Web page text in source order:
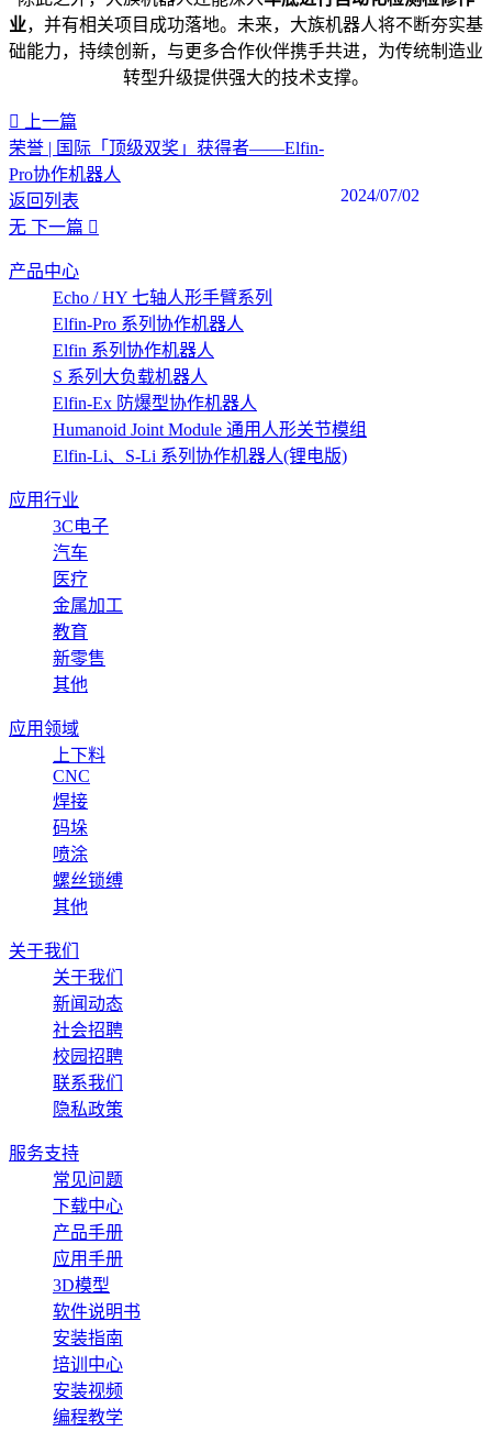
业，并有相关项目成功落地。未来，大族机器人将不断夯实基
础能力，持续创新，与更多合作伙伴携手共进，为传统制造业
转型升级提供强大的技术支撑。
上一篇
荣誉 | 国际「顶级双奖」获得者——Elfin-
Pro协作机器人
2024/07/02
返回列表
无 下一篇
产品中心
Echo / HY 七轴人形手臂系列
Elfin-Pro 系列协作机器人
Elfin 系列协作机器人
S 系列大负载机器人
Elfin-Ex 防爆型协作机器人
Humanoid Joint Module 通用人形关节模组
Elfin-Li、S-Li 系列协作机器人(锂电版)
应用行业
3C电子
汽车
医疗
金属加工
教育
新零售
其他
应用领域
上下料
CNC
焊接
码垛
喷涂
螺丝锁缚
其他
关于我们
关于我们
新闻动态
社会招聘
校园招聘
联系我们
隐私政策
服务支持
常见问题
下载中心
产品手册
应用手册
3D模型
软件说明书
安装指南
培训中心
安装视频
编程教学